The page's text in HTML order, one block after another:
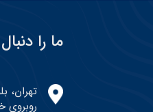
ما را